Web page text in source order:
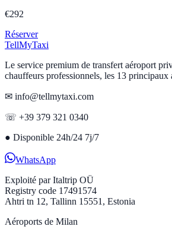
€292
Réserver
TellMyTaxi
Le service premium de transfert aéroport
chauffeurs professionnels, les 13 principaux
✉ info@tellmytaxi.com
☏ +39 379 321 0340
● Disponible 24h/24 7j/7
WhatsApp
Exploité parItaltrip OÜ
Registry code 17491574
Ahtri tn 12, Tallinn 15551, Estonia
Aéroports de Milan